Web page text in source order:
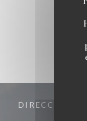
DIRECCIÓN